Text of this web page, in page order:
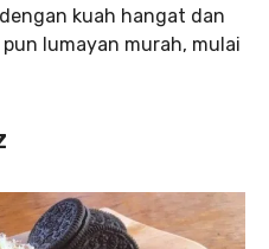
kuah hangat dan
lumayan murah, mulai